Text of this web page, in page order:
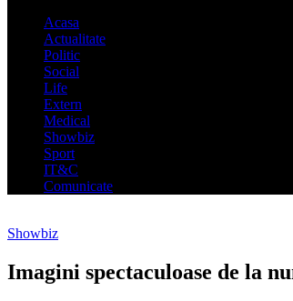
Acasa
Actualitate
Politic
Social
Life
Extern
Medical
Showbiz
Sport
IT&C
Comunicate
Showbiz
Imagini spectaculoase de la